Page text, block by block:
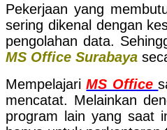
Pekerjaan yang
sering dikenal dengan
pengolahan data.
MS Office Surabaya
MempelajariMS Office
mencatat. Melainkan
program lain yang saat